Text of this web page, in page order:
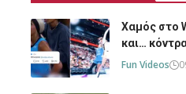
Χαμός στο
και…
Fun Videos